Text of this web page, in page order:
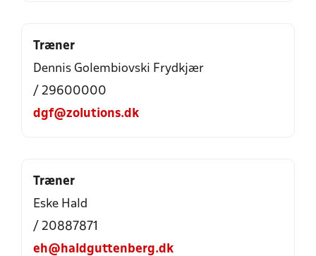
Træner
Dennis Golembiovski Frydkjær
/ 29600000
dgf@zolutions.dk
Træner
Eske Hald
/ 20887871
eh@haldguttenberg.dk